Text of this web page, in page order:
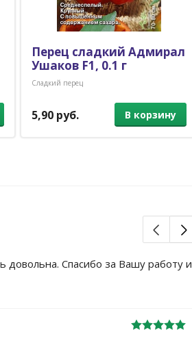
Перец сладкий Адмирал
Ушаков F1, 0.1 г
Сладкий перец
5,90 руб. В корзину
довольна. Спасибо за Вашу работу и